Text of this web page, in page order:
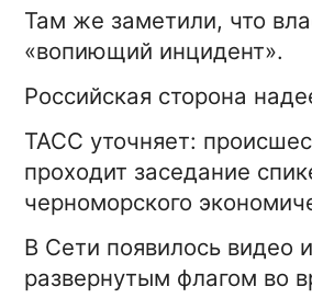
Там же заметили, что
«вопиющий инцидент».
Российская сторона
ТАСС уточняет:
проходит заседание
черноморского
В Сети появилось видео
развернутым флагом во